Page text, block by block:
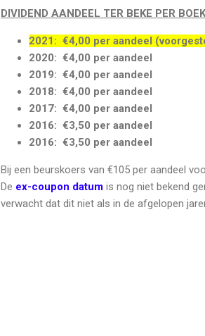
DIVIDEND AANDEEL TER BEKE PER
2021: €4,00 per aandeel
2020: €4,00 per aandeel
2019: €4,00 per aandeel
2018: €4,00 per aandeel
2017: €4,00 per aandeel
2016: €3,50 per aandeel
2016: €3,50 per aandeel
Bij een beurskoers van €105 per aandeel
De ex-coupon datum is nog niet bekend
verwacht dat dit niet als in de afgelopen